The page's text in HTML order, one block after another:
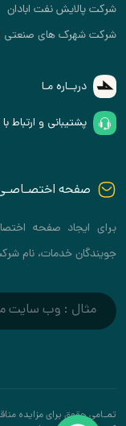
شرکت پالایش نفت ابادان
شرکت شهرک های صنعتی
دربــاره مـا
پشتیبانی و ارتباط با
صفحه
برای ایجاد صفحه
جویندگان خدمات، نام
تمـامی حقوق برای مزایده